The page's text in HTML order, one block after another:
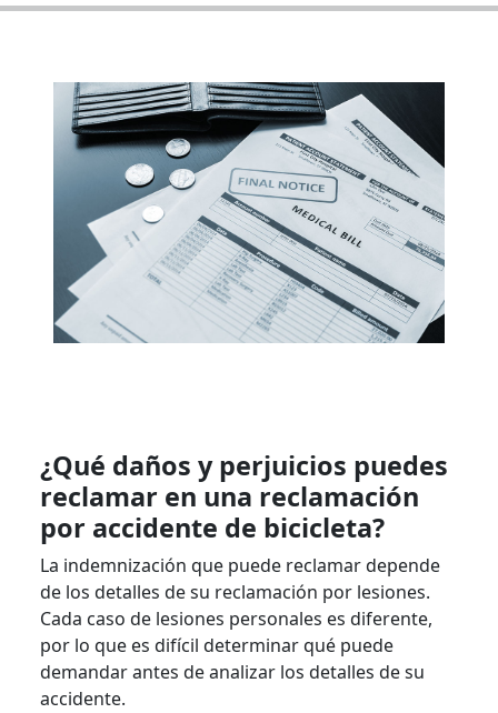
¿Qué daños y perjuicios puedes
reclamar en una reclamación
por accidente de bicicleta?
La indemnización que puede reclamar depende
de los detalles de su reclamación por lesiones.
Cada caso de lesiones personales es diferente,
por lo que es difícil determinar qué puede
demandar antes de analizar los detalles de su
accidente.